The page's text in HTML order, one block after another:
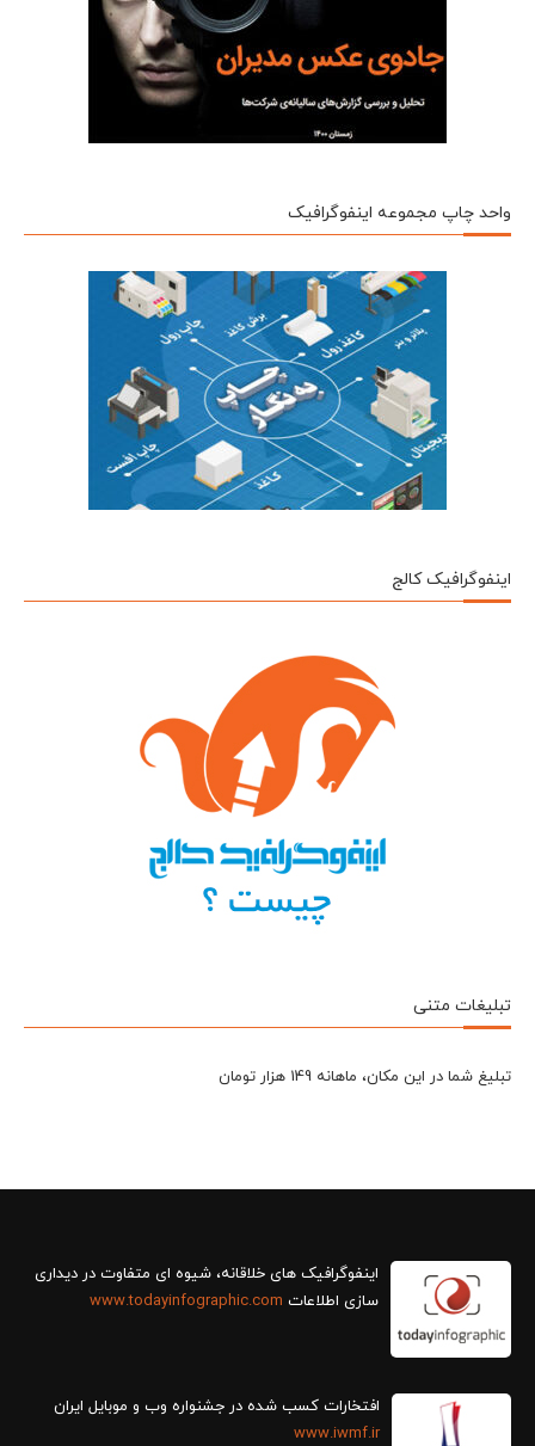
واحد چاپ مجموعه اینفوگرافیک
اینفوگرافیک کالج
تبلیغات متنی
تبلیغ شما در این مکان، ماهانه 149 هزار تومان
سازی اطلاعات www.todayinfographic.com
افتخارات کسب شده در جشنواره وب و موبایل ایران
www.iwmf.ir